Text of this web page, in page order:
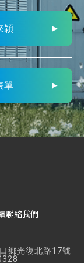
穎
單
聯絡我們
鄉光復北路17號